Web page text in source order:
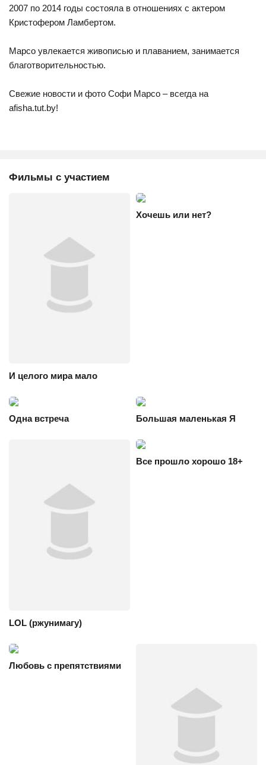
2007 по 2014 годы состояла в отношениях с актером
Кристофером Ламбертом.
Марсо увлекается живописью и плаванием, занимается
благотворительностью.
Свежие новости и фото Софи Марсо – всегда на
afisha.tut.by!
Фильмы с участием
И целого мира мало
Хочешь или нет?
Одна встреча Большая маленькая Я
LOL (ржунимагу)
Все прошло хорошо 18+
Любовь с препятствиями